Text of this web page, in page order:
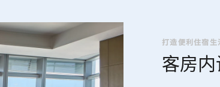
打造便利住宿生
客房内